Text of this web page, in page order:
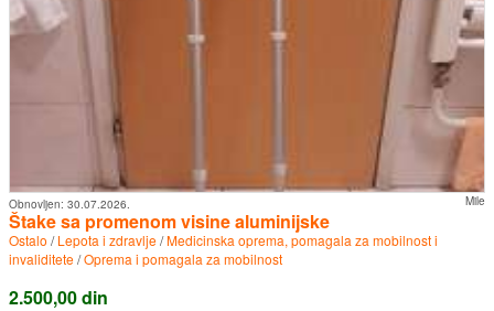
Mile
Obnovljen: 30.07.2026.
Štake sa promenom visine aluminijske
Ostalo /Lepota i zdravlje/Medicinska oprema, pomagala za mobilnost i
invaliditete/Oprema i pomagala za mobilnost
2.500,00 din